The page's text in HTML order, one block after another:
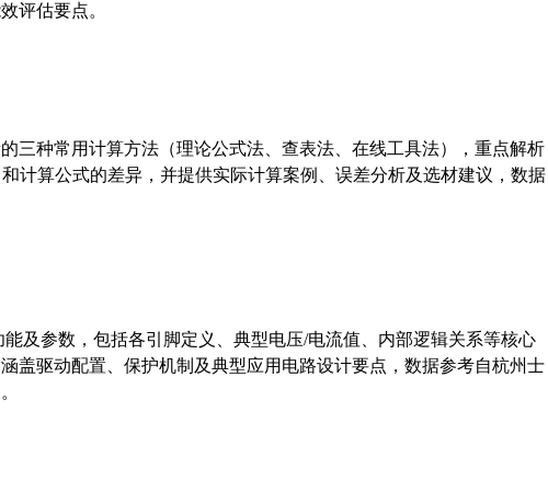
评估要点。
三种常用计算方法（理论公式法、查表法、在线工具法），重点解析
和计算公式的差异，并提供实际计算案例、误差分析及选材建议，数据
及参数，包括各引脚定义、典型电压/电流值、内部逻辑关系等核心
盖驱动配置、保护机制及典型应用电路设计要点，数据参考自杭州士